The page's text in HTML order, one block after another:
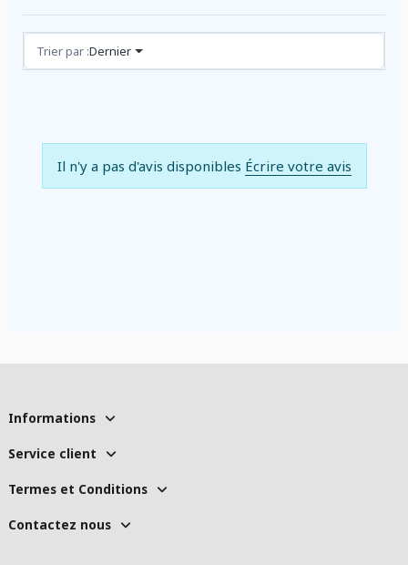
Avis (0)
Trier par :Dernier
Il n'y a pas d'avis disponibles Écrire votre avis
Informations
Service client
Termes et Conditions
Contactez nous